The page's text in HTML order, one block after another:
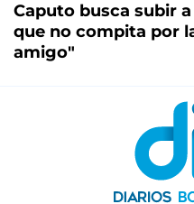
Caputo busca subir
que no compita por
amigo"